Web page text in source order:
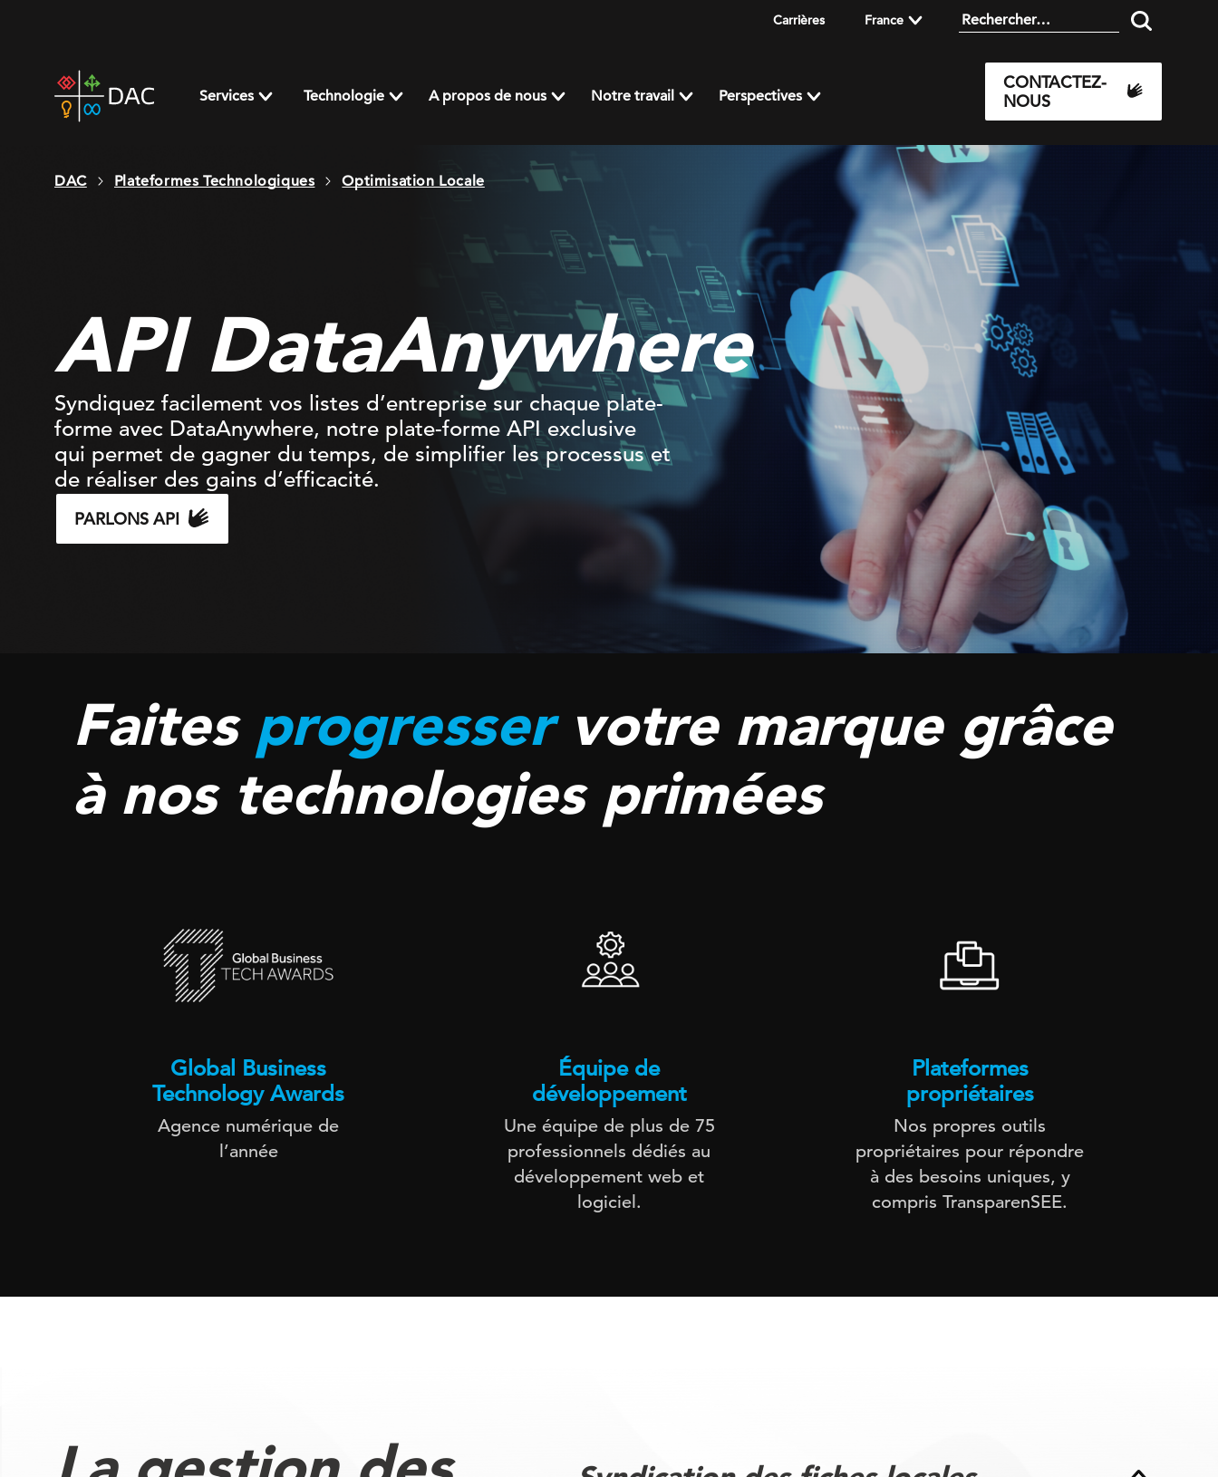
Carrières France
home
page
Services Technologie A propos de nous Notre travail Perspectives
CONTACTEZ-
NOUS
DAC Plateformes Technologiques Optimisation Locale
API DataAnywhere
Syndiquez facilement vos listes d’entreprise sur chaque plate-
forme avec DataAnywhere, notre plate-forme API exclusive
qui permet de gagner du temps, de simplifier les processus et
de réaliser des gains d’efficacité.
PARLONS API
Faites progresservotre marque grâce
à nos technologies primées
Global Business
Technology Awards
Agence numérique de
l’année
Équipe de
développement
Une équipe de plus de 75
professionnels dédiés au
développement web et
logiciel.
Plateformes
propriétaires
Nos propres outils
propriétaires pour répondre
à des besoins uniques, y
compris TransparenSEE.